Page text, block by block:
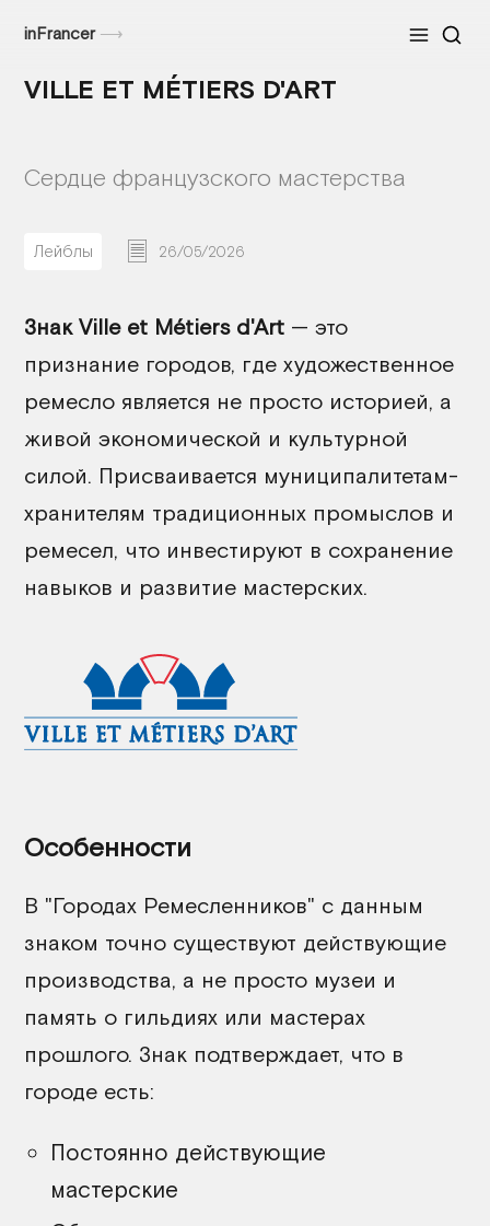
inFrancer⟶ Меню
VILLE ET MÉTIERS D'ART
Сердце французского мастерства
Лейблы 26/05/2026
Знак Ville et Métiers d'Art — это
признание городов, где художественное
ремесло является не просто историей, а
живой экономической и культурной
силой. Присваивается муниципалитетам-
хранителям традиционных промыслов и
ремесел, что инвестируют в сохранение
навыков и развитие мастерских.
Особенности
В "Городах Ремесленников" с данным
знаком точно существуют действующие
производства, а не просто музеи и
память о гильдиях или мастерах
прошлого. Знак подтверждает, что в
городе есть:
Постоянно действующие
мастерские